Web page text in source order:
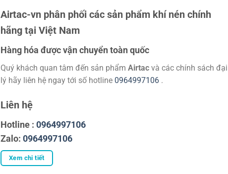
Airtac-vn phân phối các sản phẩm khí nén chính
hãng tại Việt Nam
Hàng hóa được vận chuyển toàn quốc
Quý khách quan tâm đến sản phẩm Airtacvà các chính sách đại
lý hãy liên hệ ngay tới số hotline 0964997106 .
Liên hệ
Hotline : 0964997106
Zalo: 0964997106
Xem chi tiết